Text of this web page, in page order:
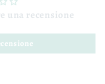
una recensione